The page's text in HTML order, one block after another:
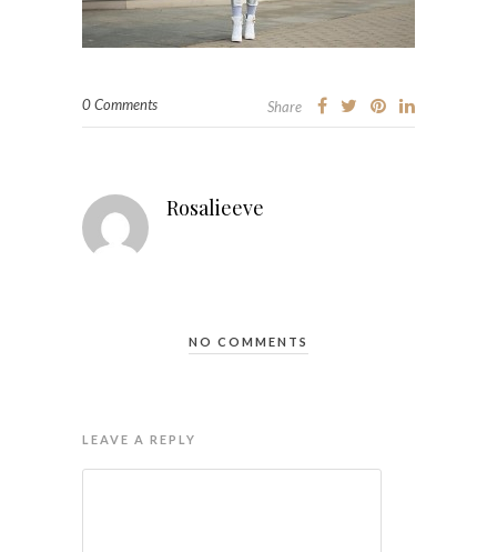
0 Comments Share
Rosalieeve
NO COMMENTS
LEAVE A REPLY